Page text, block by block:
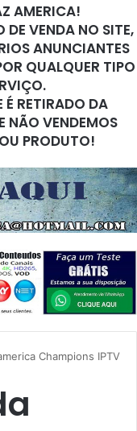
AMERICA!
DE VENDA NO SITE,
ANUNCIANTES
QUALQUER TIPO
É RETIRADO DA
NÃO VENDEMOS
PRODUTO!
Champions IPTV